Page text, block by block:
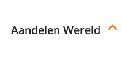
Aandelen Wereld